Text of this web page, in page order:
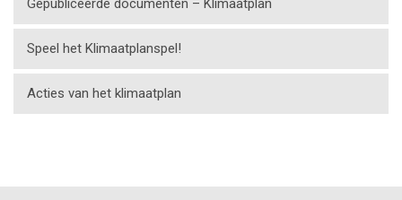
Gepubliceerde documenten – Klimaatplan
Speel het Klimaatplanspel!
Acties van het klimaatplan